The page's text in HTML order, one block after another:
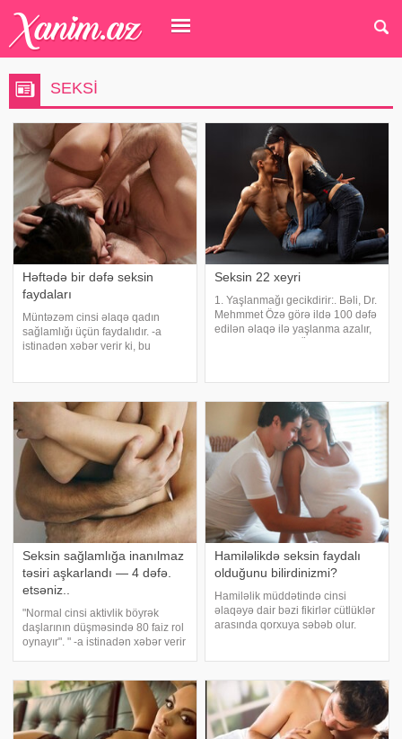
SEKSI
Həftədə bir dəfə seksin
faydaları
Müntəzəm cinsi əlaqə qadın
sağlamlığı üçün faydalıdır. -a
istinadən xəbər verir ki, bu
həftədə bir dəfə cinsi əlaqə
qadınların fizik
Seksin 22 xeyri
1. Yaşlanmağı gecikdirir:. Bəli, Dr.
Mehmmet Özə görə ildə 100 dəfə
edilən əlaqə ilə yaşlanma azalır,
Seksin sağlamlığa inanılmaz
təsiri aşkarlandı — 4 dəfə.
etsəniz..
"Normal cinsi aktivlik böyrək
daşlarının düşməsində 80 faiz rol
oynayır". " -a istinadən xəbər verir
adamları tərəfindən aparılan bir
araşdırmay
Hamiləlikdə seksin faydalı
olduğunu bilirdinizmi?
Hamiləlik müddətində cinsi
əlaqəyə dair bəzi fikirlər cütlüklər
arasında qorxuya səbəb olur.
cinsi əlaqənin, əksinə, faydalı
olduğun